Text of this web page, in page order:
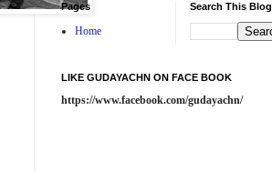
Pages
Home
Search This Blog
LIKE GUDAYACHN ON FACE BOOK
https://www.facebook.com/gudayachn/